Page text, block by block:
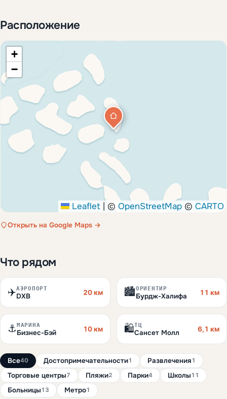
Расположение
+
−
Leaflet | © OpenStreetMap © CARTO
Открыть на Google Maps →
Что рядом
✈️АЭРОПОРТ
DXB 20 км 🏙️ОРИЕНТИР
Бурдж-Халифа 11 км
⚓ МАРИНА
Бизнес-Бэй 10 км 🛍️ТЦ
Сансет Молл 6,1 км
Все40 Достопримечательности1 Развлечения1
Торговые центры7 Пляжи2 Парки4 Школы11
Больницы13 Метро1